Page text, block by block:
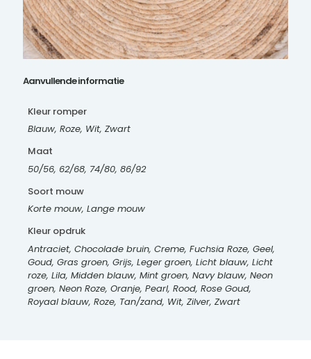
Aanvullende informatie
Kleur romper
Blauw, Roze, Wit, Zwart
Maat
50/56, 62/68, 74/80, 86/92
Soort mouw
Korte mouw, Lange mouw
Kleur opdruk
Antraciet, Chocolade bruin, Creme, Fuchsia Roze, Geel,
Goud, Gras groen, Grijs, Leger groen, Licht blauw, Licht
roze, Lila, Midden blauw, Mint groen, Navy blauw, Neon
groen, Neon Roze, Oranje, Pearl, Rood, Rose Goud,
Royaal blauw, Roze, Tan/zand, Wit, Zilver, Zwart